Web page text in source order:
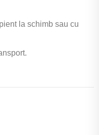
la schimb sau cu